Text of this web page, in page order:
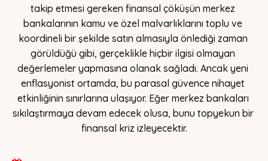
takip etmesi gereken finansal çöküşün merkez
bankalarının kamu ve özel malvarlıklarını toplu ve
koordineli bir şekilde satın almasıyla önlediği zaman
görüldüğü gibi, gerçeklikle hiçbir ilgisi olmayan
değerlemeler yapmasına olanak sağladı. Ancak yeni
enflasyonist ortamda, bu parasal güvence nihayet
etkinliğinin sınırlarına ulaşıyor. Eğer merkez bankaları
sıkılaştırmaya devam edecek olusa, bunu topyekun bir
finansal kriz izleyecektir.